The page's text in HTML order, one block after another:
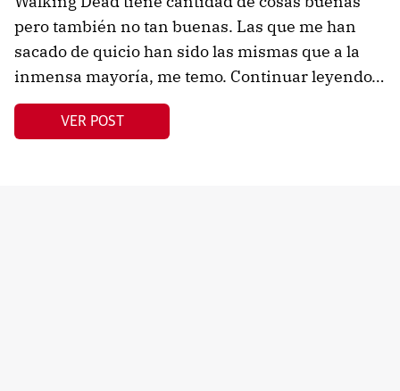
pero también no tan buenas. Las que me han
sacado de quicio han sido las mismas que a la
inmensa mayoría, me temo. Continuar leyendo…
VER POST